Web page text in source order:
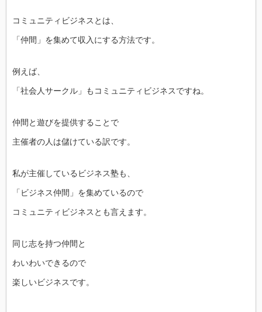
コミュニティビジネスとは、
「仲間」を集めて収入にする方法です。
例えば、
「社会人サークル」もコミュニティビジネスですね。
仲間と遊びを提供することで
主催者の人は儲けている訳です。
私が主催しているビジネス塾も、
「ビジネス仲間」を集めているので
コミュニティビジネスとも言えます。
同じ志を持つ仲間と
わいわいできるので
楽しいビジネスです。